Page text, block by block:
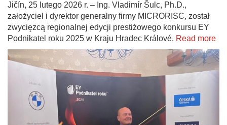
Jičín, 25 lutego 2026 r. – Ing. Vladimír Šulc, Ph.D.,
założyciel i dyrektor generalny firmy MICRORISC, został
zwycięzcą regionalnej edycji prestiżowego konkursu EY
Podnikatel roku 2025 w Kraju Hradec Králové. Read more